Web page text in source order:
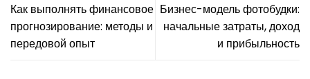
Как выполнять финансовое
прогнозирование: методы и
передовой опыт
Бизнес-модель фотобудки:
начальные затраты, доход
и прибыльность